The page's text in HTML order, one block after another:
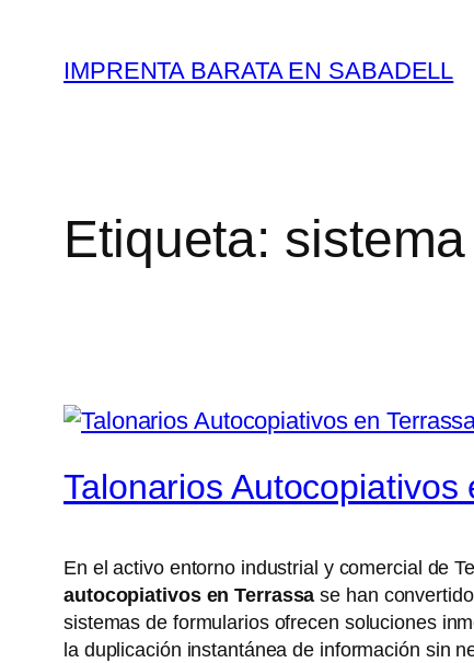
contenido
IMPRENTA BARATA EN SABADELL
Etiqueta:
Talonarios
En el activo entorno industrial y comercial de
autocopiativos en Terrassa se han
sistemas de formularios ofrecen soluciones
la duplicación instantánea de información sin